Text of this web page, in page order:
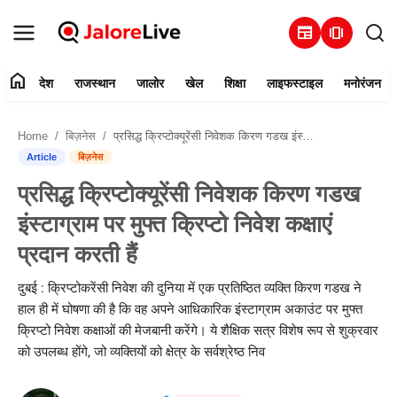
newspaper amp_stories
संपर्क करें
देश
राजस्थान
जालोर
खेल
home देश राजस्थान जालोर खेल शिक्षा लाइफस्टाइल मनोरंजन
Home बिज़नेस प्रसिद्ध क्रिप्टोक्यूरेंसी निवेशक किरण गडख इंस्टाग्राम पर मुफ्त क्रिप्टो निवेश कक्षाएं प्रदान करती हैं
Article बिज़नेस
प्रसिद्ध क्रिप्टोक्यूरेंसी निवेशक किरण गडख
इंस्टाग्राम पर मुफ्त क्रिप्टो निवेश कक्षाएं
प्रदान करती हैं
दुबई : क्रिप्टोकरेंसी निवेश की दुनिया में एक प्रतिष्ठित व्यक्ति किरण गडख ने
हाल ही में घोषणा की है कि वह अपने आधिकारिक इंस्टाग्राम अकाउंट पर मुफ्त
क्रिप्टो निवेश कक्षाओं की मेजबानी करेंगे। ये शैक्षिक सत्र विशेष रूप से शुक्रवार
को उपलब्ध होंगे, जो व्यक्तियों को क्षेत्र के सर्वश्रेष्ठ निव